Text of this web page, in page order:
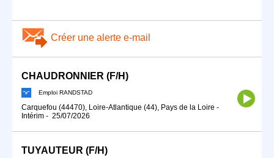
Créer une alerte e-mail
CHAUDRONNIER (F/H)
Emploi RANDSTAD
Carquefou (44470), Loire-Atlantique (44), Pays de la Loire -
Intérim - 25/07/2026
TUYAUTEUR (F/H)